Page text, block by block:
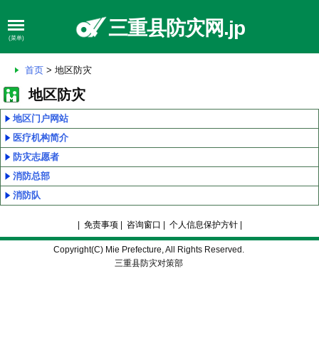
(菜单) 三重县防灾网.jp
首页 > 地区防灾
地区防灾
地区门户网站
医疗机构简介
防灾志愿者
消防总部
消防队
免责事项| 咨询窗口 个人信息保护方针|
Copyright(C) Mie Prefecture, All Rights Reserved.
三重县防灾对策部